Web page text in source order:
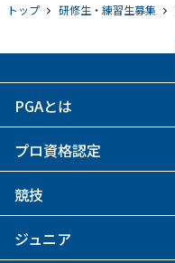
トップ 研修生・練習生募集
PGAとは
プロ資格認定
競技
ジュニア